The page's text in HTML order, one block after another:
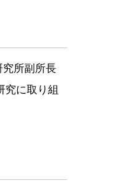
所副所長
究に取り組